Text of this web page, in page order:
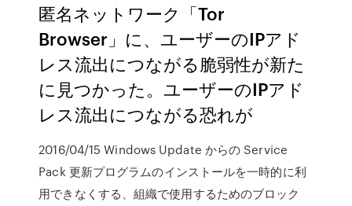
匿名ネットワーク「Tor
Browser」に、ユーザーのIPアド
レス流出につながる脆弱性が新た
に見つかった。ユーザーのIPアド
レス流出につながる恐れが
2016/04/15 Windows Update からの Service
Pack 更新プログラムのインストールを一時的に利
用できなくする、組織で使用するためのブロック